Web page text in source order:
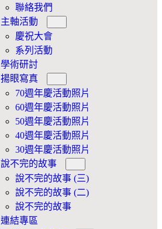
聯絡我們
主軸活動
慶祝大會
系列活動
學術研討
揚眼寫真
70週年慶活動照片
60週年慶活動照片
50週年慶活動照片
40週年慶活動照片
30週年慶活動照片
說不完的故事
說不完的故事 (三)
說不完的故事 (二)
說不完的故事
連結專區